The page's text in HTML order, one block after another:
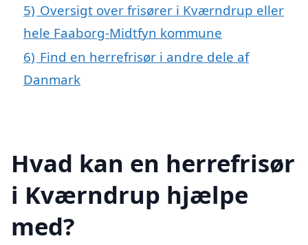
5) Oversigt over frisører i Kværndrup eller
hele Faaborg-Midtfyn kommune
6) Find en herrefrisør i andre dele af
Danmark
Hvad kan en herrefrisør
i Kværndrup hjælpe
med?